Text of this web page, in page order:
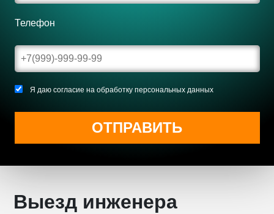
Выезд инженера